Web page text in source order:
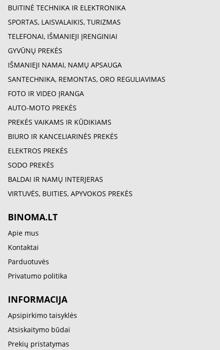
BUITINĖ TECHNIKA IR ELEKTRONIKA
SPORTAS, LAISVALAIKIS, TURIZMAS
TELEFONAI, IŠMANIEJI ĮRENGINIAI
GYVŪNŲ PREKĖS
IŠMANIEJI NAMAI, NAMŲ APSAUGA
SANTECHNIKA, REMONTAS, ORO REGULIAVIMAS
FOTO IR VIDEO ĮRANGA
AUTO-MOTO PREKĖS
PREKĖS VAIKAMS IR KŪDIKIAMS
BIURO IR KANCELIARINĖS PREKĖS
ELEKTROS PREKĖS
SODO PREKĖS
BALDAI IR NAMŲ INTERJERAS
VIRTUVĖS, BUITIES, APYVOKOS PREKĖS
BINOMA.LT
Apie mus
Kontaktai
Parduotuvės
Privatumo politika
INFORMACIJA
Apsipirkimo taisyklės
Atsiskaitymo būdai
Prekių pristatymas